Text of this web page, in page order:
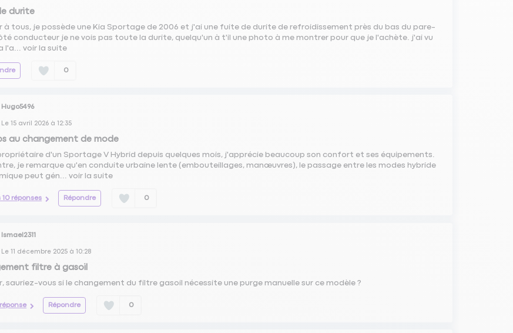
durite
à tous, je possède une Kia Sportage de 2006 et j'ai une fuite de durite de refroidissement près du bas du pare-
conducteur je ne vois pas toute la durite, quelqu'un à t'il une photo à me montrer pour que je l'achète. j'ai vu
l'a...voir la suite
0
Hugo5496
Le15 avril 2026 à12:35
au changement de mode
d'un Sportage V Hybrid depuis quelques mois, j'apprécie beaucoup son confort et ses équipements.
je remarque qu'en conduite urbaine lente (embouteillages, manœuvres), le passage entre les modes hybride
peut gén...voir la suite
10 réponses Répondre 0
Ismael2311
Le11 décembre 2025 à10:28
filtre à gasoil
sauriez-vous si le changement du filtre gasoil nécessite une purge manuelle sur ce modèle ?
Répondre 0